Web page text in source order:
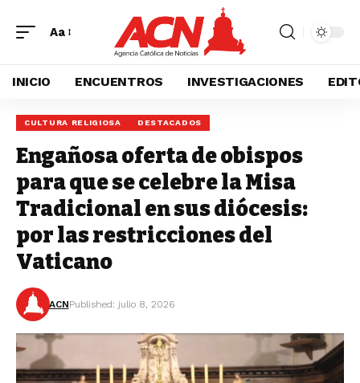
Aa
INICIO ENCUENTROS INVESTIGACIONES
CULTURA RELIGIOSA DESTACADOS
Engañosa oferta de obispos
para que se celebre la Misa
Tradicional en sus diócesis:
por las restricciones del
Vaticano
ACNPublished: julio 8, 2026